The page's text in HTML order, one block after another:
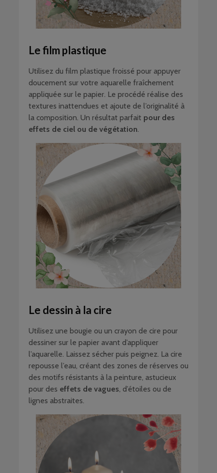
Le film plastique
Utilisez du film plastique froissé pour appuyer
doucement sur votre aquarelle fraîchement
appliquée sur le papier. Le procédé réalise des
textures inattendues et ajoute de l’originalité à
la composition. Un résultat parfait pour des
effets de ciel ou de végétation.
Le dessin à la cire
Utilisez une bougie ou un crayon de cire pour
dessiner sur le papier avant d’appliquer
l’aquarelle. Laissez sécher puis peignez. La cire
repousse l’eau, créant des zones de réserves ou
des motifs résistants à la peinture, astucieux
pour des effets de vagues, d’étoiles ou de
lignes abstraites.